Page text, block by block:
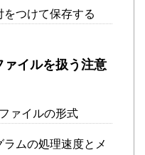
つけて保存する
イルを扱う注意
ァイルの形式
ムの処理速度とメ